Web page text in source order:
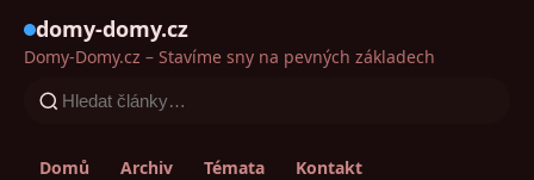
domy-domy.cz
Domy-Domy.cz – Stavíme sny na pevných základech
Domů Archiv Témata
Kontakt